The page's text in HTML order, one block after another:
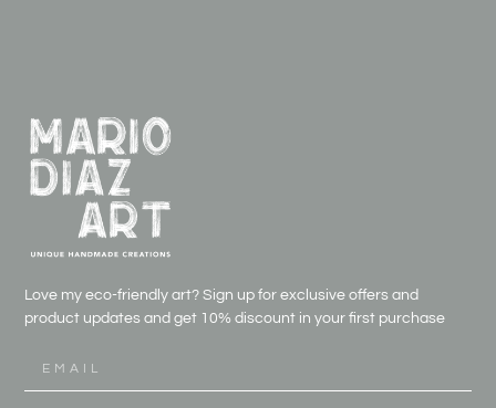
Love my eco-friendly art? Sign up for exclusive offers and
product updates and get 10% discount in your first purchase